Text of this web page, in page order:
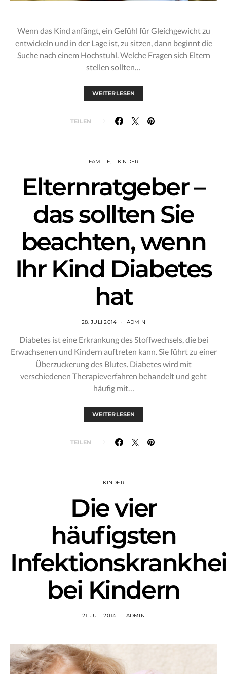
Wenn das Kind anfängt, ein Gefühl für Gleichgewicht zu
entwickeln und in der Lage ist, zu sitzen, dann beginnt die
Suche nach einem Hochstuhl. Welche Fragen sich Eltern
stellen sollten…
WEITERLESEN
TEILEN
FAMILIE KINDER
Elternratgeber –
das sollten Sie
beachten, wenn
Ihr Kind Diabetes
hat
28. JULI 2014 ADMIN
Diabetes ist eine Erkrankung des Stoffwechsels, die bei
Erwachsenen und Kindern auftreten kann. Sie führt zu einer
Überzuckerung des Blutes. Diabetes wird mit
verschiedenen Therapieverfahren behandelt und geht
häufig mit…
WEITERLESEN
TEILEN
KINDER
Die vier
häufigsten
bei Kindern
21. JULI 2014 ADMIN